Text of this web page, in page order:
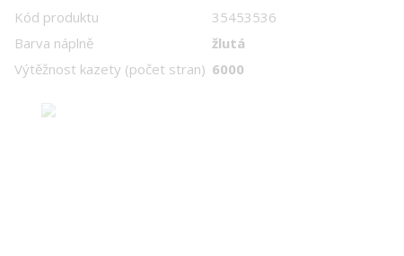
Kód produktu
35453536
Barva náplně
žlutá
Výtěžnost kazety (počet stran) 6000